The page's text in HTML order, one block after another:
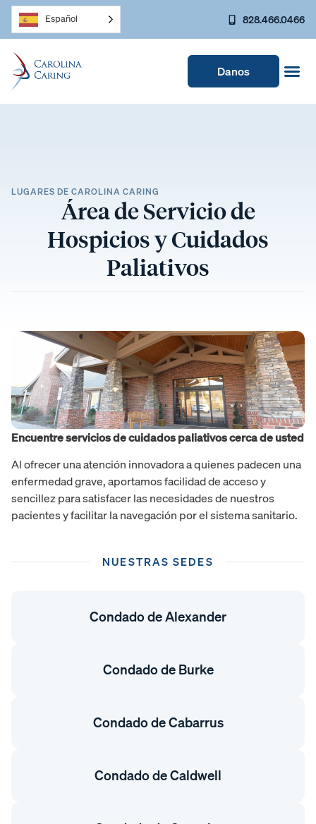
Español 828.466.0466
Danos
LUGARES DE CAROLINA CARING
Área de Servicio de
Hospicios y Cuidados
Paliativos
Encuentre servicios de cuidados paliativos cerca de usted
Al ofrecer una atención innovadora a quienes padecen una
enfermedad grave, aportamos facilidad de acceso y
sencillez para satisfacer las necesidades de nuestros
pacientes y facilitar la navegación por el sistema sanitario.
NUESTRAS SEDES
Condado de Alexander
Condado de Burke
Condado de Cabarrus
Condado de Caldwell